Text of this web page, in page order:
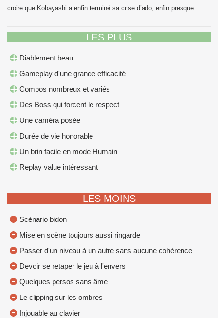
croire que Kobayashi a enfin terminé sa crise d’ado, enfin presque.
LES PLUS
Diablement beau
Gameplay d'une grande efficacité
Combos nombreux et variés
Des Boss qui forcent le respect
Une caméra posée
Durée de vie honorable
Un brin facile en mode Humain
Replay value intéressant
LES MOINS
Scénario bidon
Mise en scène toujours aussi ringarde
Passer d'un niveau à un autre sans aucune cohérence
Devoir se retaper le jeu à l'envers
Quelques persos sans âme
Le clipping sur les ombres
Injouable au clavier